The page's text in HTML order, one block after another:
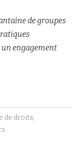
de groupes
engagement
de droits,